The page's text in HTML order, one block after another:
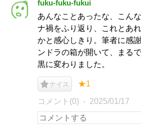
fuku-fuku-fukui
あんなことあったな、こん
ナ禍をふり返り、これとあ
かと感心しきり。筆者に感
ンドラの箱が開いて、まる
黒に変わりました。
ナイス ★1
コメント(0) 2025/01/17